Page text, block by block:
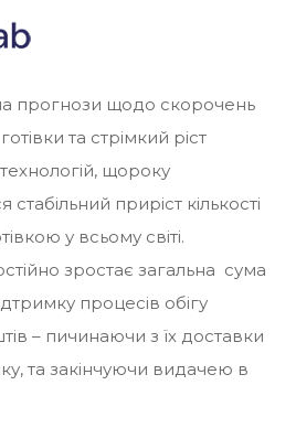
прогнози щодо скорочень
та стрімкий ріст
щороку
стабільний приріст кількості
у всьому світі.
зростає загальна сума
процесів обігу
– пичинаючи з їх доставки
та закінчуючи видачею в